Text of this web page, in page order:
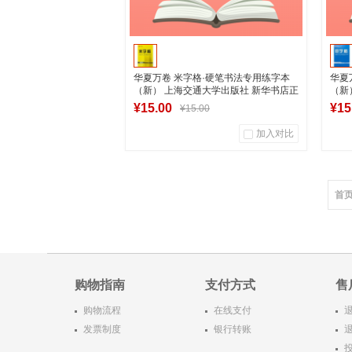
华夏万卷 米字格·硬笔书法专用练字本
（新） 上海交通大学出版社 新华书店正
版图书
¥15.00 ¥15.00
加入对比
华夏
（
版图
商
首
购物指南
购物流程
发票制度
支付方式
在线支付
银行转账
售